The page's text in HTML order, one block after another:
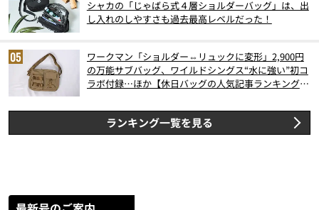
シャカの「じゃばら式４層ショルダーバッグ」は、出
し入れのしやすさも過去最高レベルだった！
ワークマン「ショルダー⇔リュックに変形」2,900円
の万能サブバッグ、ワイルドシングス“水に強い”初コ
ラボ付録…ほか【休日バッグの人気記事ランキングベ
ランキング一覧を見る